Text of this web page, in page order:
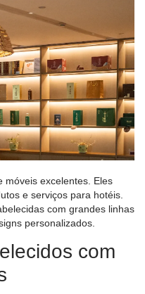
móveis excelentes. Eles
e serviços para hotéis.
com grandes linhas
personalizados.
com